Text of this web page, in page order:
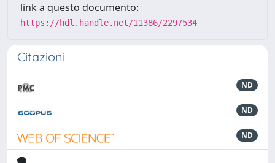
link a questo documento:
https://hdl.handle.net/11386/2297534
Citazioni
ND
ND
ND